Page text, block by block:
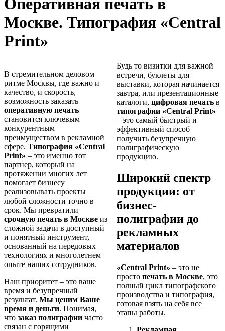
Оперативная печать в
Москве. Типография «Central
Print»
В стремительном деловом
ритме Москвы, где важно и
качество, и скорость,
возможность заказать
оперативную печать
становится ключевым
конкурентным
преимуществом в рекламной
сфере. Типография «Central
Print» – это именно тот
партнер, который на
протяжении многих лет
помогает бизнесу
реализовывать проекты
любой сложности точно в
срок. Мы превратили
срочную печать в Москве из
сложной задачи в доступный
и понятный инструмент,
основанный на передовых
технологиях и многолетнем
опыте наших сотрудников.
Наш приоритет – это ваше
время и безупречный
результат. Мы ценим Ваше
время и деньги. Понимая,
что заказ полиграфии часто
связан с горящими
Будь то визитки для важной
встречи, буклеты для
выставки, которая начинается
завтра, или презентационные
каталоги, цифровая печать в
типографии «Central Print»
– это самый быстрый и
эффективный способ
получить безупречную
полиграфическую
продукцию.
Широкий спектр
продукции: от
бизнес-
полиграфии до
рекламных
материалов
«Central Print» – это не
просто печать в Москве, это
полный цикл типографского
производства и типография,
готовая взять на себя все
этапы работы.